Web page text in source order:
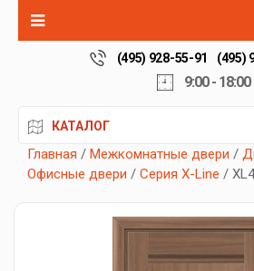
(495) 928-55-91 (495)
9:00 - 18:00
КАТАЛОГ
Главная / Межкомнатные двери /
Офисные двери / Серия X-Line /